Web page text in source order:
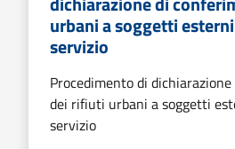
urbani a soggetti
servizio
Procedimento di
dei rifiuti urbani a soggetti
servizio